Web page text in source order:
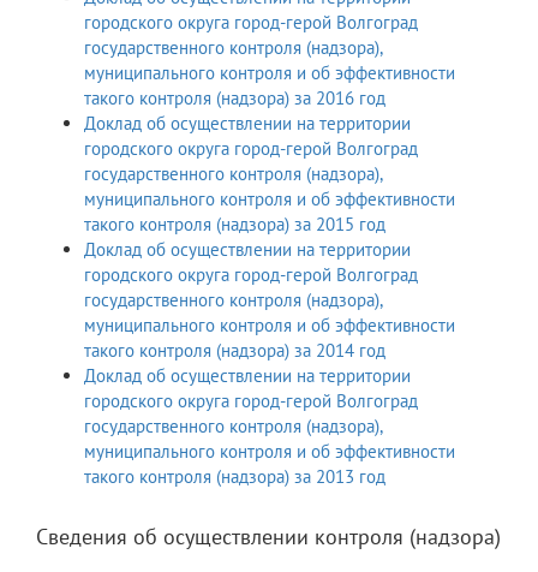
городского округа город-герой Волгоград
государственного контроля (надзора),
муниципального контроля и об эффективности
такого контроля (надзора) за 2016 год
Доклад об осуществлении на территории
городского округа город-герой Волгоград
государственного контроля (надзора),
муниципального контроля и об эффективности
такого контроля (надзора) за 2015 год
Доклад об осуществлении на территории
городского округа город-герой Волгоград
государственного контроля (надзора),
муниципального контроля и об эффективности
такого контроля (надзора) за 2014 год
Доклад об осуществлении на территории
городского округа город-герой Волгоград
государственного контроля (надзора),
муниципального контроля и об эффективности
такого контроля (надзора) за 2013 год
Сведения об осуществлении контроля (надзора)